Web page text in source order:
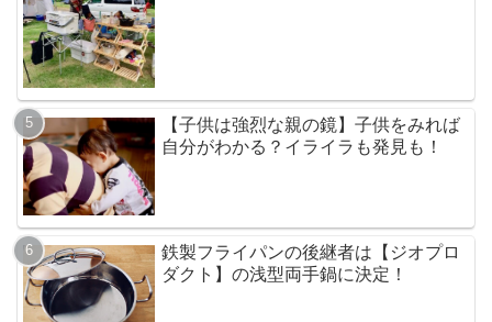
【子供は強烈な親の鏡】子供をみれば
自分がわかる？イライラも発見も！
鉄製フライパンの後継者は【ジオプロ
ダクト】の浅型両手鍋に決定！